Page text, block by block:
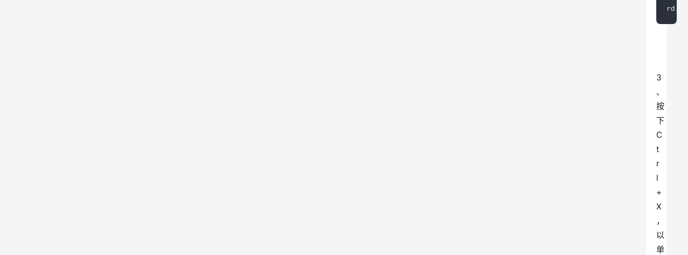
rd.
3
、
按
下
C
t
r
l
+
X
，
以
单